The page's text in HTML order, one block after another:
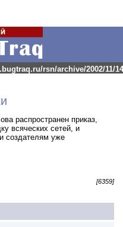
rsn/archive/2002/11/
распространен приказ,
всяческих сетей, и
создателям уже
[6359]